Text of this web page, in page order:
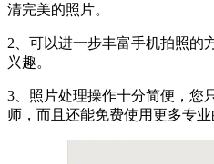
清完美的照片。
2、可以进一步丰富手机拍照的
兴趣。
3、照片处理操作十分简便，您
师，而且还能免费使用更多专业